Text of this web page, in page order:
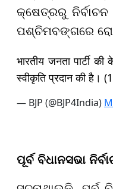
କ୍ଷେତ୍ରରୁ
ପଶ୍ଚିମବଙ୍ଗରେ
भारतीय जनता पार्टी
स्वीकृति प्रदान की है।
— BJP (@BJP4India)
ପୂର୍ବ ବିଧାନସଭା